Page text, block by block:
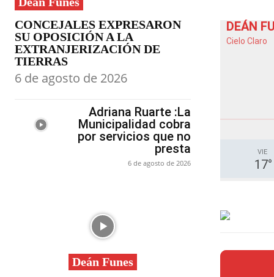
CONCEJALES EXPRESARON
SU OPOSICIÓN A LA
EXTRANJERIZACIÓN DE
TIERRAS
6 de agosto de 2026
Adriana Ruarte :La
Municipalidad cobra
por servicios que no
presta
6 de agosto de 2026
Deán Funes
DEÁN
Cielo Claro
VIE
17°